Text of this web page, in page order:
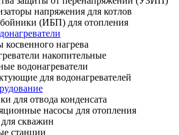
напряжения для котлов
(ИБП) для отопления
косвенного нагрева
накопительные
водонагреватели
для водонагревателей
для отвода конденсата
насосы для отопления
скважин
станции